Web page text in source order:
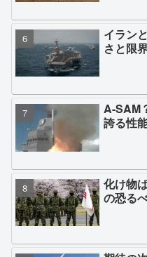
イラン
さと限
A-SAM
誇る性
化け物
の恐る